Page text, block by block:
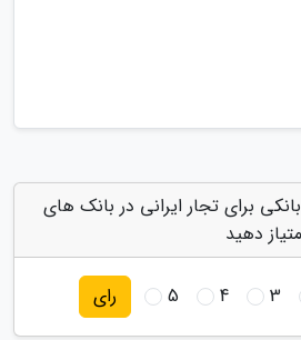
برای تجار ایرانی در بانک های
دهید
3
4
5 رای